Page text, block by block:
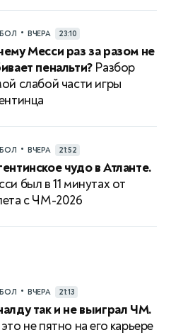
• ВЧЕРА 23:10
Месси раз за разом не
пенальти?Разбор
слабой части игры
• ВЧЕРА 21:52
чудо в Атланте.
был в 11 минутах от
с ЧМ-2026
• ВЧЕРА 21:13
так и не выиграл ЧМ.
не пятно на его карьере